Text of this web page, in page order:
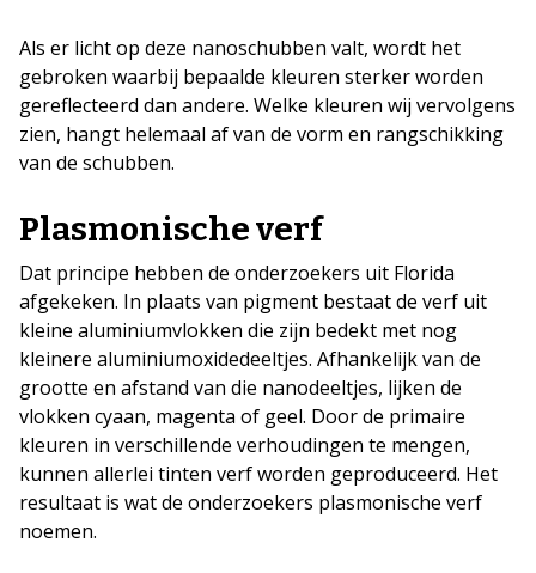
Als er licht op deze nanoschubben valt, wordt het
gebroken waarbij bepaalde kleuren sterker worden
gereflecteerd dan andere. Welke kleuren wij vervolgens
zien, hangt helemaal af van de vorm en rangschikking
van de schubben.
Plasmonische verf
Dat principe hebben de onderzoekers uit Florida
afgekeken. In plaats van pigment bestaat de verf uit
kleine aluminiumvlokken die zijn bedekt met nog
kleinere aluminiumoxidedeeltjes. Afhankelijk van de
grootte en afstand van die nanodeeltjes, lijken de
vlokken cyaan, magenta of geel. Door de primaire
kleuren in verschillende verhoudingen te mengen,
kunnen allerlei tinten verf worden geproduceerd. Het
resultaat is wat de onderzoekers plasmonische verf
noemen.